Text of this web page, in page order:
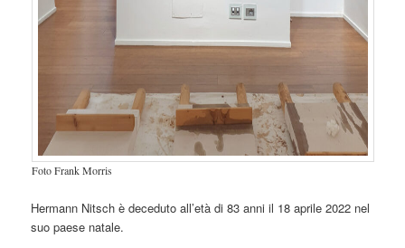
Foto Frank Morris
Hermann Nitsch è deceduto all’età di 83 anni il 18 aprile 2022 nel
suo paese natale.